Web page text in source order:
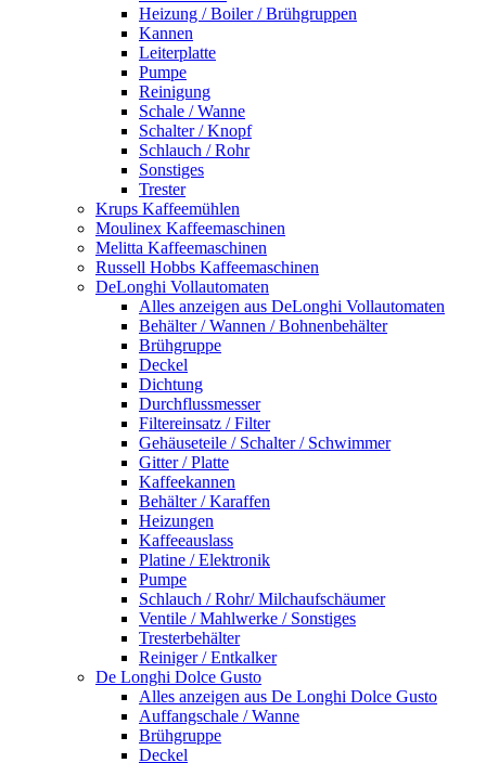
Heizung / Boiler / Brühgruppen
Kannen
Leiterplatte
Pumpe
Reinigung
Schale / Wanne
Schalter / Knopf
Schlauch / Rohr
Sonstiges
Trester
Krups Kaffeemühlen
Moulinex Kaffeemaschinen
Melitta Kaffeemaschinen
Russell Hobbs Kaffeemaschinen
DeLonghi Vollautomaten
Alles anzeigen aus DeLonghi Vollautomaten
Behälter / Wannen / Bohnenbehälter
Brühgruppe
Deckel
Dichtung
Durchflussmesser
Filtereinsatz / Filter
Gehäuseteile / Schalter / Schwimmer
Gitter / Platte
Kaffeekannen
Behälter / Karaffen
Heizungen
Kaffeeauslass
Platine / Elektronik
Pumpe
Schlauch / Rohr/ Milchaufschäumer
Ventile / Mahlwerke / Sonstiges
Tresterbehälter
Reiniger / Entkalker
De Longhi Dolce Gusto
Alles anzeigen aus De Longhi Dolce Gusto
Auffangschale / Wanne
Brühgruppe
Deckel